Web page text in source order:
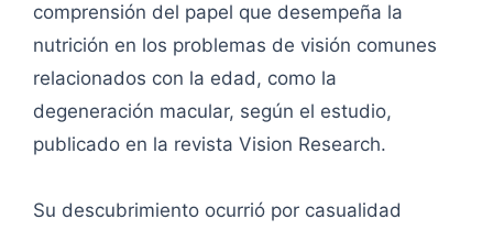
comprensión del papel que desempeña la
nutrición en los problemas de visión comunes
relacionados con la edad, como la
degeneración macular, según el estudio,
publicado en la revista Vision Research.
Su descubrimiento ocurrió por casualidad